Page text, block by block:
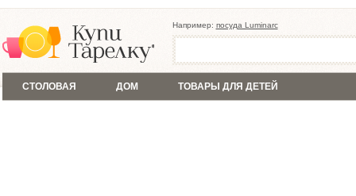
Например: посуда Luminarc
СТОЛОВАЯ ДОМ ТОВАРЫ ДЛЯ ДЕТЕЙ